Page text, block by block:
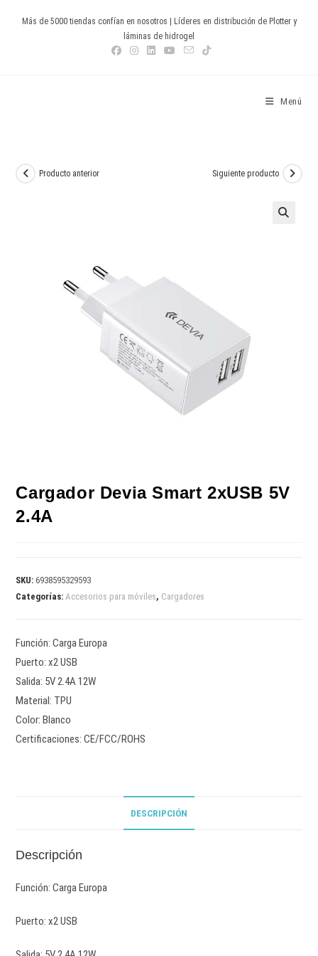
Más de 5000 tiendas confían en nosotros | Líderes en distribución de Plotter y
láminas de hidrogel
Menú
Producto anterior Siguiente producto
Cargador Devia Smart 2xUSB 5V
2.4A
SKU:6938595329593
Categorías:Accesorios para móviles, Cargadores
Función: Carga Europa
Puerto: x2 USB
Salida: 5V 2.4A 12W
Material: TPU
Color: Blanco
Certificaciones: CE/FCC/ROHS
DESCRIPCIÓN
Descripción
Función: Carga Europa
Puerto: x2 USB